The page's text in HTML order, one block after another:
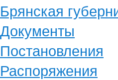
Брянская
Документы
Постановления
Распоряжения